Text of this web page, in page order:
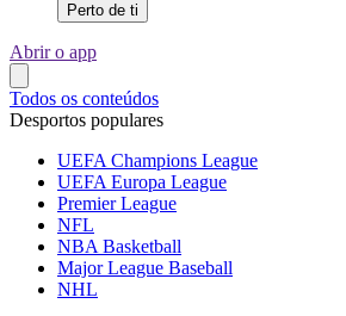
Perto de ti
Abrir o app
Todos os conteúdos
Desportos populares
UEFA Champions League
UEFA Europa League
Premier League
NFL
NBA Basketball
Major League Baseball
NHL